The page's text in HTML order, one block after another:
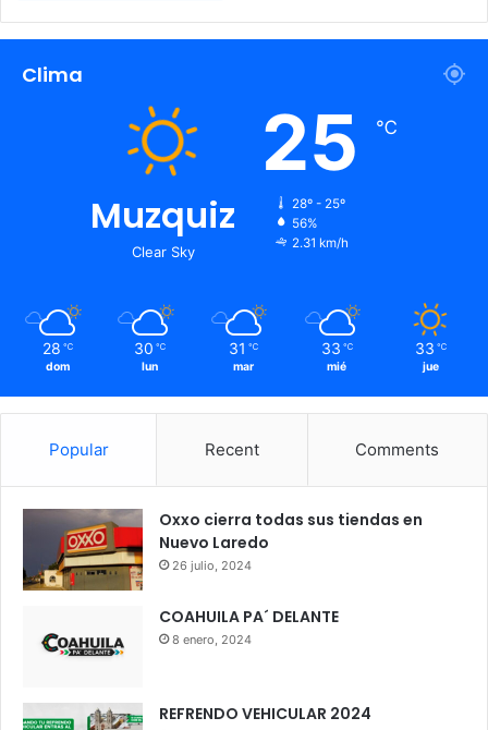
Clima
Muzquiz
Clear Sky
25 ℃
28º - 25º
56%
2.31 km/h
28 ℃
dom
30 ℃
lun
31 ℃
mar
33 ℃
mié
33 ℃
jue
Popular Recent Comments
Oxxo cierra todas sus tiendas en
Nuevo Laredo
26 julio, 2024
COAHUILA PA´ DELANTE
8 enero, 2024
REFRENDO VEHICULAR 2024